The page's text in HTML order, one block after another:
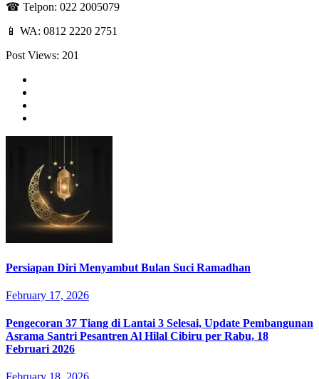
☎ Telpon: 022 2005079
📱 WA: 0812 2220 2751
Post Views: 201
Persiapan Diri Menyambut Bulan Suci Ramadhan
February 17, 2026
Pengecoran 37 Tiang di Lantai 3 Selesai, Update Pembangunan
Asrama Santri Pesantren Al Hilal Cibiru per Rabu, 18
Februari 2026